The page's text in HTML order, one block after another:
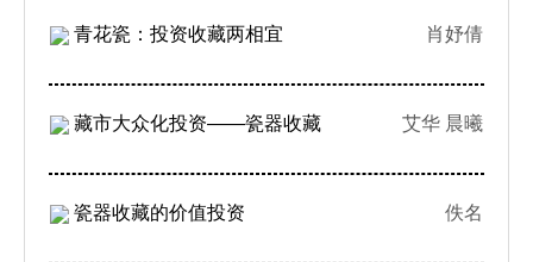
青花瓷：投资收藏两相宜 肖妤倩
藏市大众化投资——瓷器收藏 艾华 晨曦
瓷器收藏的价值投资 佚名